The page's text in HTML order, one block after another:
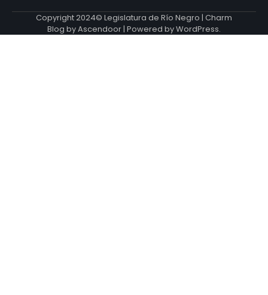
Copyright 2024© Legislatura de Río Negro | Charm
Blog byAscendoor| Powered byWordPress.